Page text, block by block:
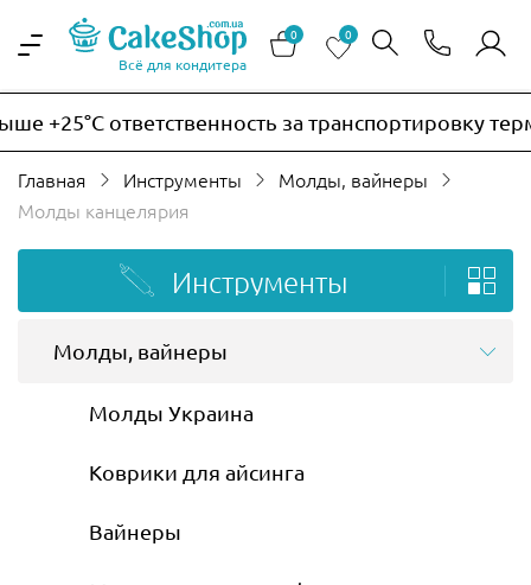
Всё для кондитера
0 0
ответственность за транспортировку
Главная Инструменты
Молды, вайнеры
Молды канцелярия
Инструменты
Молды, вайнеры
Молды Украина
Коврики для айсинга
Вайнеры